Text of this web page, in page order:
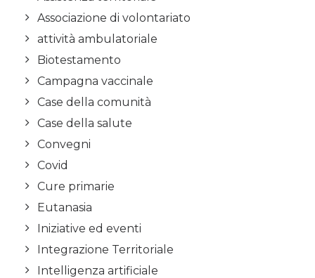
Associazione di volontariato
attività ambulatoriale
Biotestamento
Campagna vaccinale
Case della comunità
Case della salute
Convegni
Covid
Cure primarie
Eutanasia
Iniziative ed eventi
Integrazione Territoriale
Intelligenza artificiale